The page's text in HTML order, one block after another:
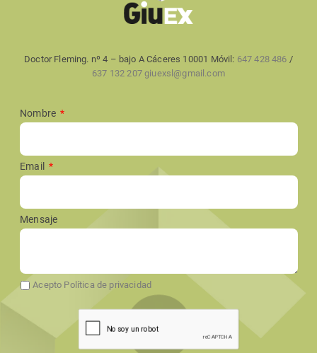
Doctor Fleming. nº 4 – bajo A Cáceres 10001 Móvil: 647 428 486 /
637 132 207 giuexsl@gmail.com
Nombre
Email
Mensaje
Acepto Política de privacidad